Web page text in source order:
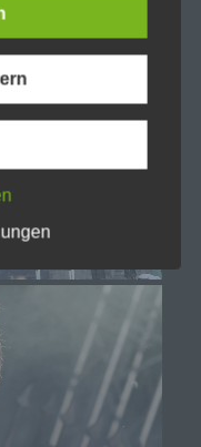
ist die
bestimmte
auf eine natürliche
insbesondere,
persönlicher
Verhalten,
dieser
oder